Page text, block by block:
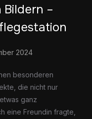
Bildern –
2024
besonderen
die nicht nur
ganz
eine Freundin fragte,